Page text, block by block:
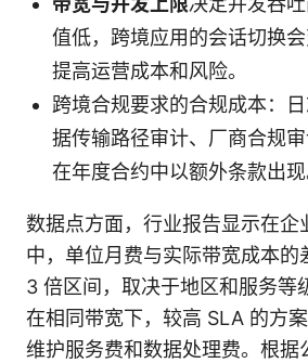
值低，跨境应用的会话切换
提高运营成本和风险。
跨境合规要求的合规成本：
据传输路径审计、厂商合规
在年度合约中以额外条款出现
数据点方面，行业报告显示在企
中，单位月费与实际带宽成本的
3 倍区间，取决于地区和服务等
在相同带宽下，较高 SLA 的方
维护服务费和数据处理费。根